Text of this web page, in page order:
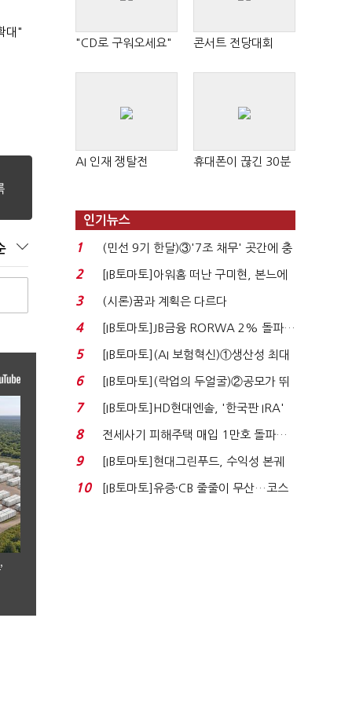
대"
"CD로 구워오세요" 콘서트 전당대회
AI 인재 쟁탈전 휴대폰이 끊긴 30분
인기뉴스
1
(민선 9기 한달)③'7조 채무' 곳간에 충
격…추미애, 20년...
2
[IB토마토]아워홈 떠난 구미현, 본느에
340억 베팅…가...
3 (시론)꿈과 계획은 다르다
4
[IB토마토]JB금융 RORWA 2% 돌파…
실적 견인은 은행 ...
5
[IB토마토](AI 보험혁신)①생산성 최대
80% 개선…현실...
6
[IB토마토](락업의 두얼굴)②공모가 뛰
자 첫날 매도…FI ...
7
[IB토마토]HD현대엔솔, '한국판 IRA'
수혜 부상…세액공...
8
전세사기 피해주택 매입 1만호 돌파…
누적 피해자 4만2...
9
[IB토마토]현대그린푸드, 수익성 본궤
도…실적 개선에 ...
10
[IB토마토]유증·CB 줄줄이 무산…코스